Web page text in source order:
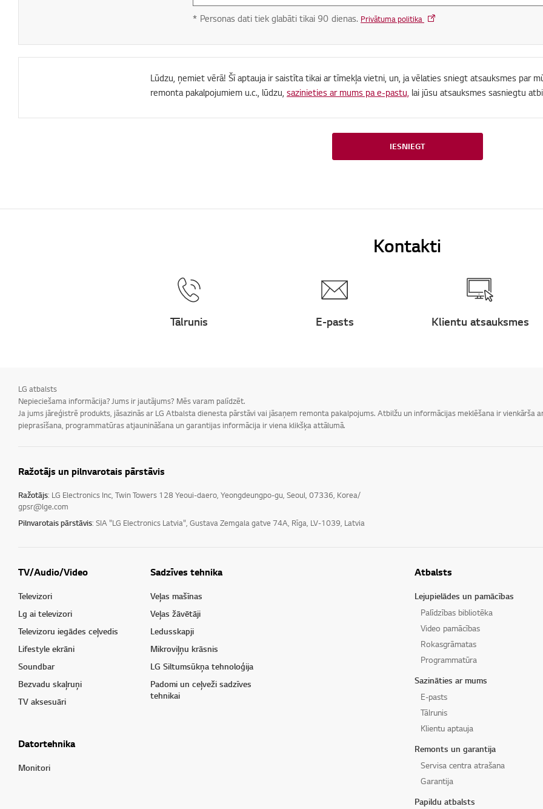
* Personas dati tiek glabāti tikai 90 dienas. Privātuma politika
Lūdzu, ņemiet vērā! Šī aptauja ir saistīta tikai ar tīmekļa vietni, un, ja vēlaties sniegt atsauksmes par
remonta pakalpojumiem u.c., lūdzu, sazinieties ar mums pa e-pastu, lai jūsu atsauksmes sasniegtu
IESNIEGT
Kontakti
Tālrunis E-pasts Klientu atsauksmes
LG atbalsts
Nepieciešama informācija? Jums ir jautājums? Mēs varam palīdzēt.
Ja jums jāreģistrē produkts, jāsazinās ar LG Atbalsta dienesta pārstāvi vai jāsaņem remonta pakalpojums. Atbilžu un informācijas meklēšana ir
pieprasīšana, programmatūras atjaunināšana un garantijas informācija ir viena klikšķa attālumā.
Ražotājs un pilnvarotais pārstāvis
Ražotājs: LG Electronics Inc, Twin Towers 128 Yeoui-daero, Yeongdeungpo-gu, Seoul, 07336, Korea/
gpsr@lge.com
Pilnvarotais pārstāvis: SIA "LG Electronics Latvia", Gustava Zemgala gatve 74A, Rīga, LV-1039, Latvia
TV/Audio/Video
Televizori
Lg ai televizori
Televizoru iegādes ceļvedis
Lifestyle ekrāni
Soundbar
Bezvadu skaļruņi
TV aksesuāri
Sadzīves tehnika
Veļas mašīnas
Veļas žāvētāji
Ledusskapji
Mikroviļņu krāsnis
LG Siltumsūkņa tehnoloģija
Padomi un ceļveži sadzīves
tehnikai
Datortehnika
Monitori
Atbalsts
Lejupielādes un pamācības
Palīdzības bibliotēka
Video pamācības
Rokasgrāmatas
Programmatūra
Sazināties ar mums
E-pasts
Tālrunis
Klientu aptauja
Remonts un garantija
Servisa centra atrašana
Garantija
Papildu atbalsts